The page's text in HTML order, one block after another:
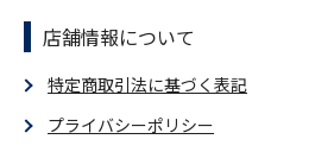
店舗情報について
特定商取引法に基づく表記
プライバシーポリシー